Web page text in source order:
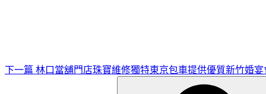
下一篇 林口當舖門店珠寶維修獨特東京包車提供優質新竹婚宴